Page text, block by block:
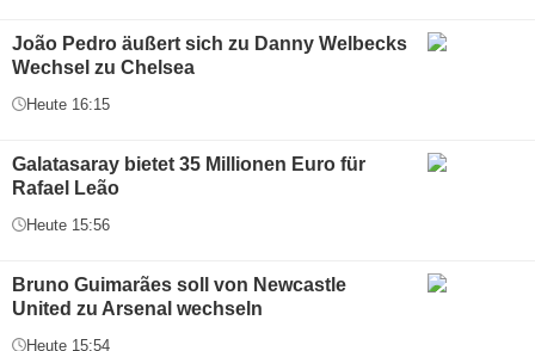
João Pedro äußert sich zu Danny Welbecks
Wechsel zu Chelsea
Heute 16:15
Galatasaray bietet 35 Millionen Euro für
Rafael Leão
Heute 15:56
Bruno Guimarães soll von Newcastle
United zu Arsenal wechseln
Heute 15:54